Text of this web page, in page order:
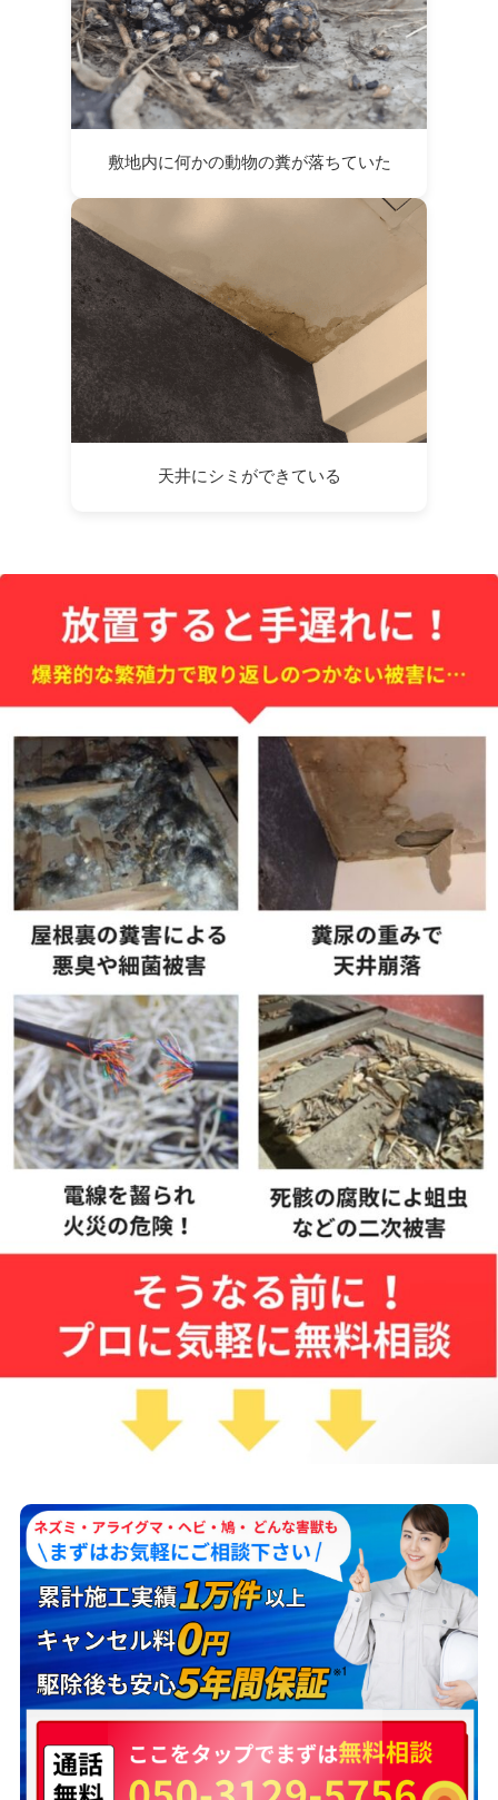
敷地内に何かの動物の糞が落ちていた
天井にシミができている